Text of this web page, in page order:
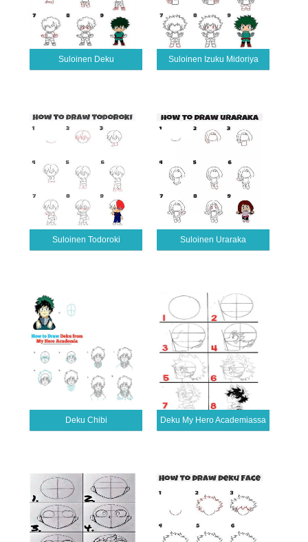
Suloinen Deku Suloinen Izuku Midoriya
Suloinen Todoroki Suloinen Uraraka
Deku Chibi Deku My Hero Academiassa